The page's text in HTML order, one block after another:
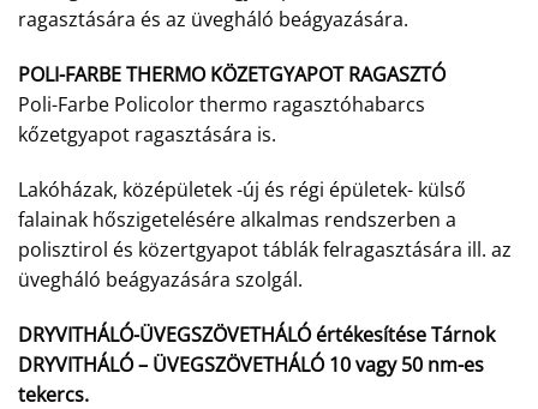
ragasztására és az üvegháló beágyazására.
POLI-FARBE THERMO KÖZETGYAPOT RAGASZTÓ
Poli-Farbe Policolor thermo ragasztóhabarcs
kőzetgyapot ragasztására is.
Lakóházak, középületek -új és régi épületek- külső
falainak hőszigetelésére alkalmas rendszerben a
polisztirol és közertgyapot táblák felragasztására ill. az
üvegháló beágyazására szolgál.
DRYVITHÁLÓ-ÜVEGSZÖVETHÁLÓ értékesítése Tárnok
DRYVITHÁLÓ – ÜVEGSZÖVETHÁLÓ 10 vagy 50 nm-es
tekercs.